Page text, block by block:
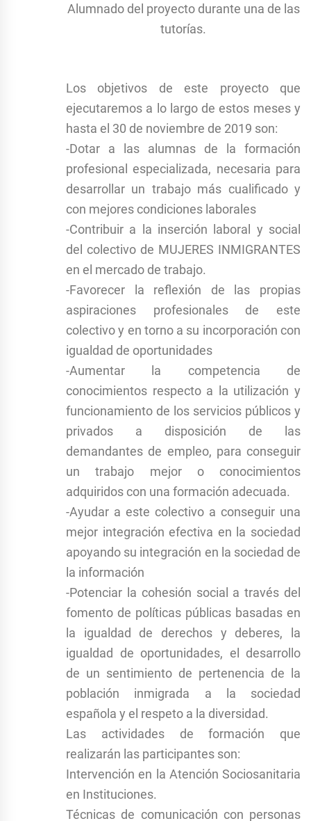
Alumnado del proyecto durante una de las
tutorías.
Los objetivos de este proyecto que
ejecutaremos a lo largo de estos meses y
hasta el 30 de noviembre de 2019 son:
-Dotar a las alumnas de la formación
profesional especializada, necesaria para
desarrollar un trabajo más cualificado y
con mejores condiciones laborales
-Contribuir a la inserción laboral y social
del colectivo de MUJERES INMIGRANTES
en el mercado de trabajo.
-Favorecer la reflexión de las propias
aspiraciones profesionales de este
colectivo y en torno a su incorporación con
igualdad de oportunidades
-Aumentar la competencia de
conocimientos respecto a la utilización y
funcionamiento de los servicios públicos y
privados a disposición de las
demandantes de empleo, para conseguir
un trabajo mejor o conocimientos
adquiridos con una formación adecuada.
-Ayudar a este colectivo a conseguir una
mejor integración efectiva en la sociedad
apoyando su integración en la sociedad de
la información
-Potenciar la cohesión social a través del
fomento de políticas públicas basadas en
la igualdad de derechos y deberes, la
igualdad de oportunidades, el desarrollo
de un sentimiento de pertenencia de la
población inmigrada a la sociedad
española y el respeto a la diversidad.
Las actividades de formación que
realizarán las participantes son:
Intervención en la Atención Sociosanitaria
en Instituciones.
Técnicas de comunicación con personas